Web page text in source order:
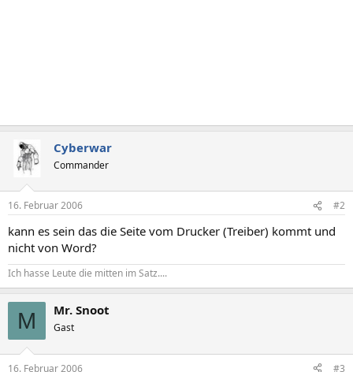
Cyberwar
Commander
16. Februar 2006 #2
kann es sein das die Seite vom Drucker (Treiber) kommt und
nicht von Word?
Ich hasse Leute die mitten im Satz....
M Mr. Snoot
Gast
16. Februar 2006 #3